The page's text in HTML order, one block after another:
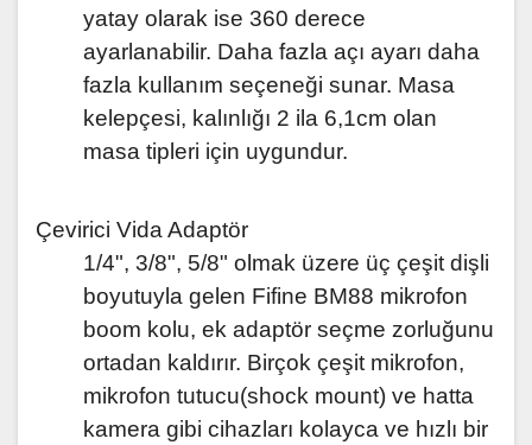
yatay olarak ise 360 derece
ayarlanabilir. Daha fazla açı ayarı daha
fazla kullanım seçeneği sunar. Masa
kelepçesi, kalınlığı 2 ila 6,1cm olan
masa tipleri için uygundur.
Çevirici Vida Adaptör
1/4", 3/8", 5/8" olmak üzere üç çeşit dişli
boyutuyla gelen Fifine BM88 mikrofon
boom kolu, ek adaptör seçme zorluğunu
ortadan kaldırır. Birçok çeşit mikrofon,
mikrofon tutucu(shock mount) ve hatta
kamera gibi cihazları kolayca ve hızlı bir